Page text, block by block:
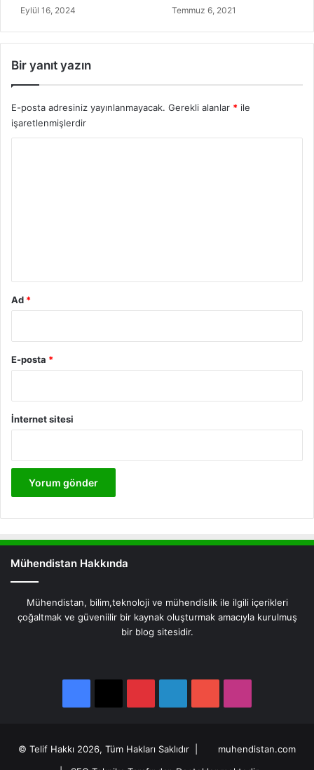
Eylül 16, 2024 Temmuz 6, 2021
Bir yanıt yazın
E-posta adresiniz yayınlanmayacak. Gerekli alanlar * ile
işaretlenmişlerdir
Ad *
E-posta *
İnternet sitesi
Mühendistan Hakkında
Mühendistan, bilim,teknoloji ve mühendislik ile ilgili içerikleri
çoğaltmak ve güveniilir bir kaynak oluşturmak amacıyla kurulmuş
bir blog sitesidir.
© Telif Hakkı 2026, Tüm Hakları Saklıdır |
muhendistan.com